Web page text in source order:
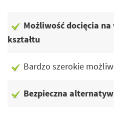
Możliwość docięcia
kształtu
Bardzo szerokie
Bezpieczna